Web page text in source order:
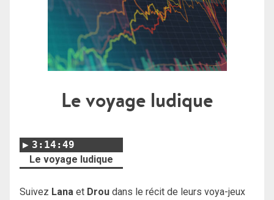
Le voyage ludique
3:14:49
Le voyage ludique
Suivez Lana et Drou dans le récit de leurs voya-jeux